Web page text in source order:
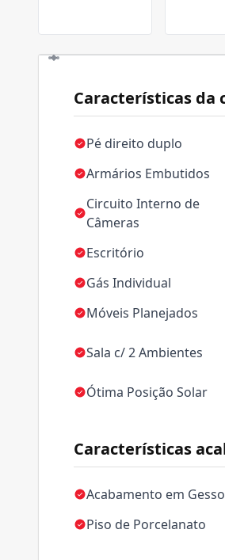
Características da
Pé direito duplo
Armários Embutidos
Circuito Interno de
Câmeras
Escritório
Gás Individual
Móveis Planejados
Sala c/ 2 Ambientes
Ótima Posição Solar
Características
Acabamento em Gesso
Piso de Porcelanato